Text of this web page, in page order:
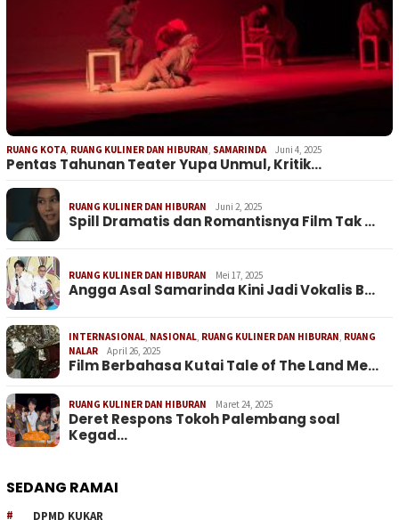
RUANG KOTA RUANG KULINER DAN HIBURAN SAMARINDA Juni 4, 2025
Pentas Tahunan Teater Yupa Unmul, Kritik…
RUANG KULINER DAN HIBURAN Juni 2, 2025
Spill Dramatis dan Romantisnya Film Tak …
RUANG KULINER DAN HIBURAN Mei 17, 2025
Angga Asal Samarinda Kini Jadi Vokalis B…
INTERNASIONAL NASIONAL RUANG KULINER DAN HIBURAN RUANG
NALAR
April 26, 2025
Film Berbahasa Kutai Tale of The Land Me…
RUANG KULINER DAN HIBURAN Maret 24, 2025
Deret Respons Tokoh Palembang soal
Kegad…
SEDANG RAMAI
DPMD KUKAR